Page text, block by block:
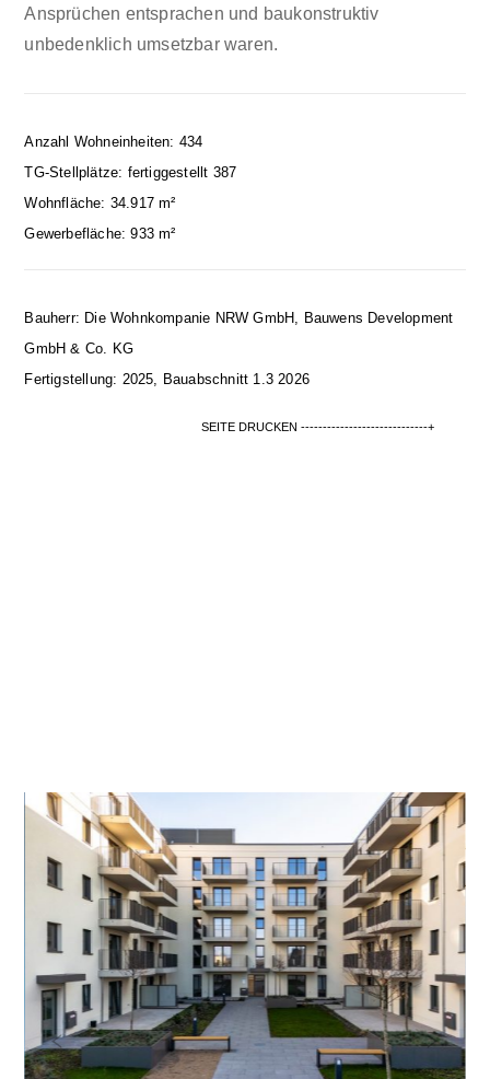
Ansprüchen entsprachen und baukonstruktiv
unbedenklich umsetzbar waren.
Anzahl Wohneinheiten: 434
TG-Stellplätze: fertiggestellt 387
Wohnfläche: 34.917 m²
Gewerbefläche: 933 m²
Bauherr: Die Wohnkompanie NRW GmbH, Bauwens Development
GmbH & Co. KG
Fertigstellung: 2025, Bauabschnitt 1.3 2026
SEITE DRUCKEN -----------------------------+